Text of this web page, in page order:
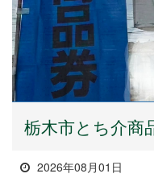
栃木市とち介商
2026年08月01日